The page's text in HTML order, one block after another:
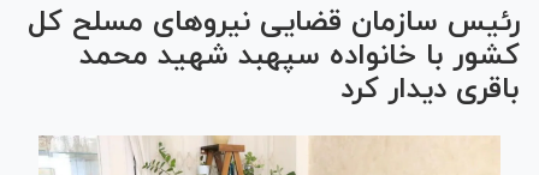
رئیس سازمان قضایی نیرو‌های مسلح کل
کشور با خانواده سپهبد شهید محمد
باقری دیدار کرد